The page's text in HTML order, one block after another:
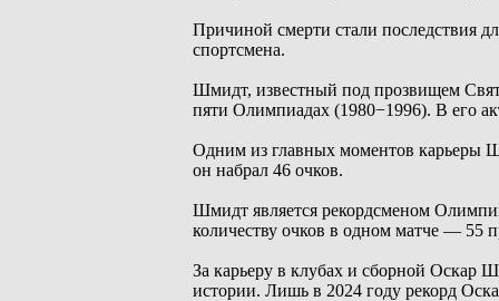
Причиной смерти стали последствия
спортсмена.
Шмидт, известный под прозвищем
пяти Олимпиадах (1980−1996). В его
Одним из главных моментов карьеры
он набрал 46 очков.
Шмидт является рекордсменом
количеству очков в одном матче — 55
За карьеру в клубах и сборной Оскар
истории. Лишь в 2024 году рекорд